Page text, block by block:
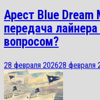
Арест Blue Dream
передача
вопросом?
28 февраля 202628 февраля